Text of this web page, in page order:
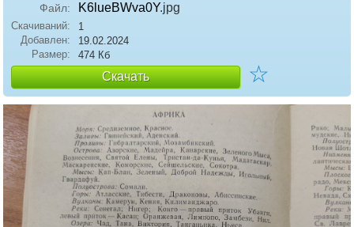
Файл: K6lueBWva0Y.jpg
Скачиваний:
1
Добавлен:
19.02.2024
Размер:
474 Кб
Скачать ☆